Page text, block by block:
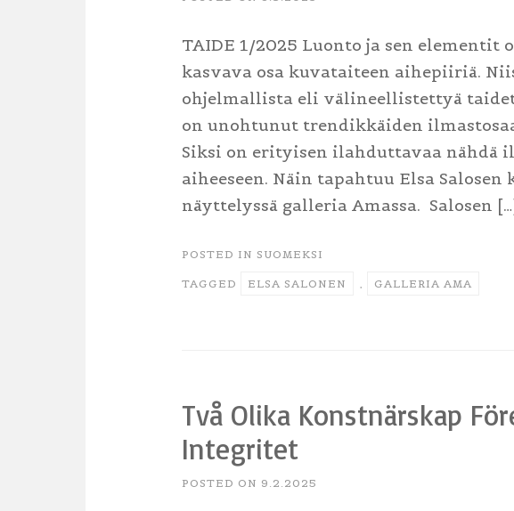
TAIDE 1/2025 Luonto ja sen elementit
kasvava osa kuvataiteen aihepiiriä.
ohjelmallista eli välineellistettyä
on unohtunut trendikkäiden
Siksi on erityisen ilahduttavaa nähdä
aiheeseen. Näin tapahtuu Elsa Salosen
näyttelyssä galleria Amassa. Salosen
POSTED IN SUOMEKSI
TAGGED ELSA SALONEN , GALLERIA AMA
Två Olika Konstnärskap
Integritet
POSTED ON 9.2.2025